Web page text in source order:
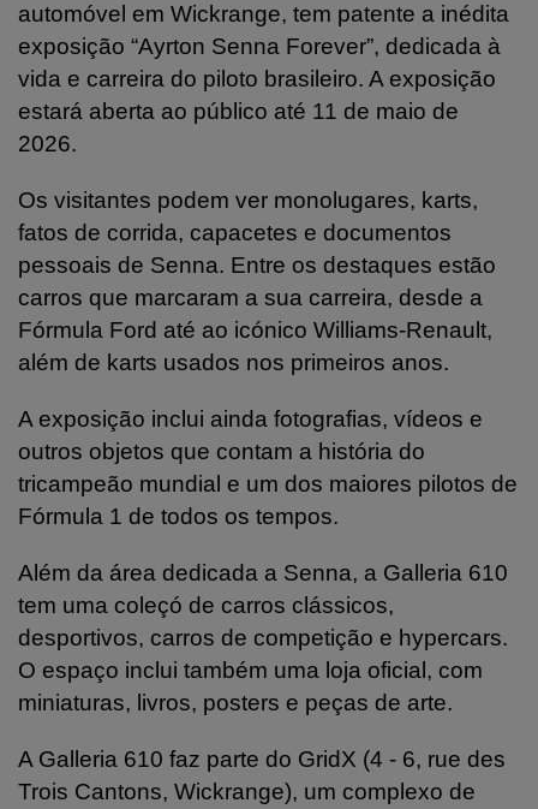
automóvel em Wickrange, tem patente a inédita
exposição “Ayrton Senna Forever”, dedicada à
vida e carreira do piloto brasileiro. A exposição
estará aberta ao público até 11 de maio de
2026.
Os visitantes podem ver monolugares, karts,
fatos de corrida, capacetes e documentos
pessoais de Senna. Entre os destaques estão
carros que marcaram a sua carreira, desde a
Fórmula Ford até ao icónico Williams-Renault,
além de karts usados nos primeiros anos.
A exposição inclui ainda fotografias, vídeos e
outros objetos que contam a história do
tricampeão mundial e um dos maiores pilotos de
Fórmula 1 de todos os tempos.
Além da área dedicada a Senna, a Galleria 610
tem uma coleçó de carros clássicos,
desportivos, carros de competição e hypercars.
O espaço inclui também uma loja oficial, com
miniaturas, livros, posters e peças de arte.
A Galleria 610 faz parte do GridX (4 - 6, rue des
Trois Cantons, Wickrange), um complexo de